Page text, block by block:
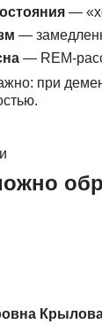
—
—
— REM-
при